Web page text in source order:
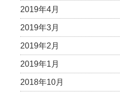
2019年4月
2019年3月
2019年2月
2019年1月
2018年10月